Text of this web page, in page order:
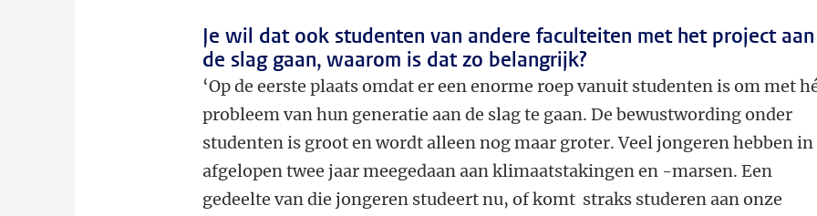
Je wil dat ook studenten van andere faculteiten met het project aan
de slag gaan, waarom is dat zo belangrijk?
‘Op de eerste plaats omdat er een enorme roep vanuit studenten is om met
probleem van hun generatie aan de slag te gaan. De bewustwording onder
studenten is groot en wordt alleen nog maar groter. Veel jongeren hebben in
afgelopen twee jaar meegedaan aan klimaatstakingen en -marsen. Een
gedeelte van die jongeren studeert nu, of komt straks studeren aan onze